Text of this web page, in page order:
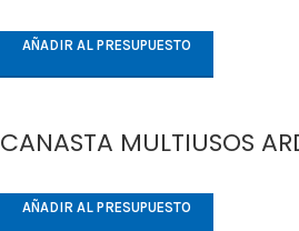
AÑADIR AL PRESUPUESTO
CANASTA MULTIUSOS
AÑADIR AL PRESUPUESTO